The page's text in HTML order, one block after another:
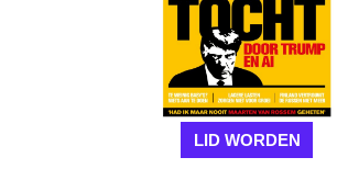
LID WORDEN